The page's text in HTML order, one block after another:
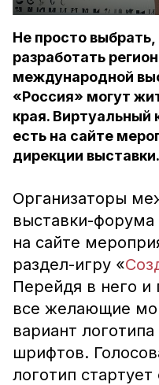
Не просто
разработать
международной
«Россия» могут
края. Виртуальный
есть на сайте
дирекции выставки.
Организаторы
выставки-форума
на сайте
раздел-игру «
Перейдя в него и
все желающие
вариант
шрифтов.
логотип